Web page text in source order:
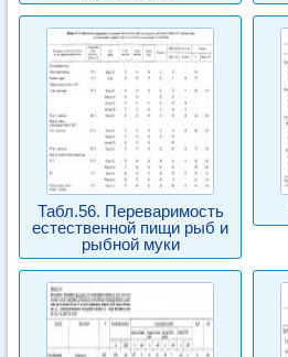
Табл.56. Переваримость
естественной пищи рыб и
рыбной муки